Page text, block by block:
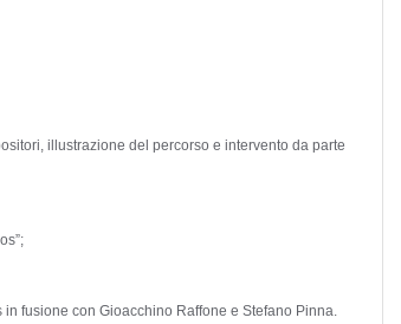
illustrazione del percorso e intervento da parte
fusione con Gioacchino Raffone e Stefano Pinna.